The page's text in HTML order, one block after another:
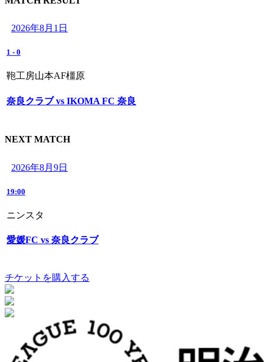
2026年8月1日
1 - 0
鞄工房山本AF橿原
奈良クラブ vs IKOMA FC 奈良
NEXT MATCH
2026年8月9日
19:00
ニンスタ
愛媛FC vs 奈良クラブ
チケットを購入する